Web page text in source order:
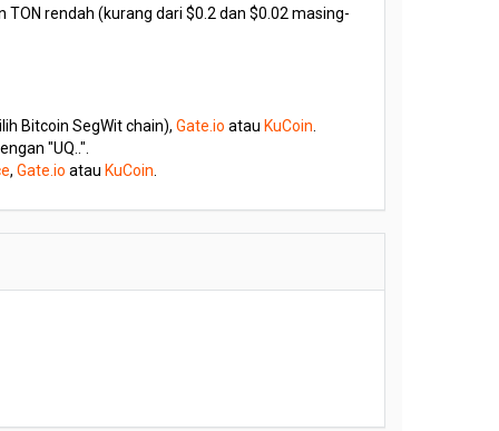
rendah (kurang dari $0.2 dan $0.02 masing-
Bitcoin SegWit chain), Gate.io atau KuCoin
"UQ..".
, Gate.io atau KuCoin